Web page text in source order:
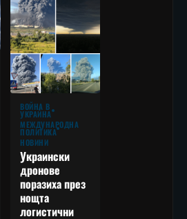
ВОЙНА В
УКРАЙНА
МЕЖДУНАРОДНА
ПОЛИТИКА
НОВИНИ
Украински
дронове
поразиха през
нощта
логистични